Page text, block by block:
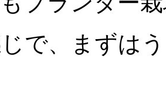
で、まずは